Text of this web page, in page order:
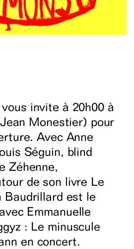
invite à 20h00 à
Monestier) pour
Avec Anne
Séguin, blind
Zéhenne,
de son livre Le
Baudrillard est le
Emmanuelle
: Le minuscule
en concert.